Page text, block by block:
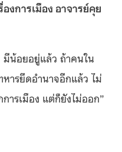
งการเมือง อาจารย์คุย
มีน้อยอยู่แล้ว ถ้าคนใน
ารยึดอำนาจอีกแล้ว ไม่
ารเมือง แต่ก็ยังไม่ออก”